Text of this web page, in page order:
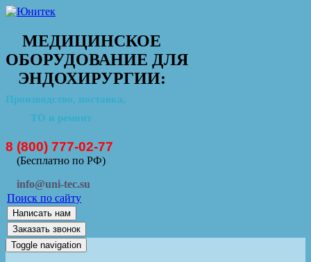
МЕДИЦИНСКОЕ
ОБОРУДОВАНИЕ ДЛЯ
ЭНДОХИРУРГИИ:
Производство, поставка,
ТО и ремонт
8 (800) 777-02-77
(Бесплатно по РФ)
info@uni-tec.su
Поиск по сайту
Написать нам
Заказать звонок
Toggle navigation